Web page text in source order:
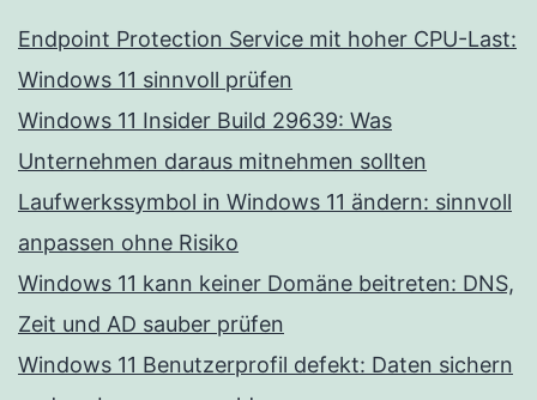
Endpoint Protection Service mit hoher CPU-Last:
Windows 11 sinnvoll prüfen
Windows 11 Insider Build 29639: Was
Unternehmen daraus mitnehmen sollten
Laufwerkssymbol in Windows 11 ändern: sinnvoll
anpassen ohne Risiko
Windows 11 kann keiner Domäne beitreten: DNS,
Zeit und AD sauber prüfen
Windows 11 Benutzerprofil defekt: Daten sichern